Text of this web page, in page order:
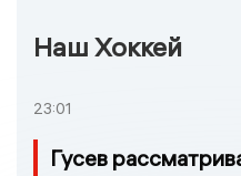
Наш Хоккей
23:01
Гусев